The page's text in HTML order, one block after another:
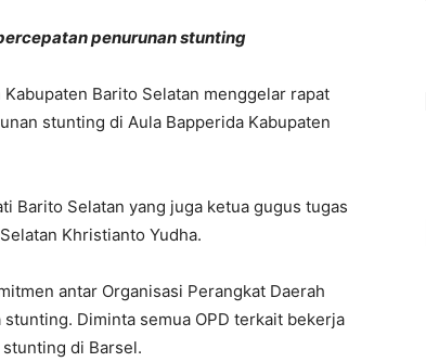
penurunan stunting
Barito Selatan menggelar rapat
stunting di Aula Bapperida Kabupaten
Barito Selatan yang juga ketua gugus tugas
Khristianto Yudha.
antar Organisasi Perangkat Daerah
Diminta semua OPD terkait bekerja
di Barsel.